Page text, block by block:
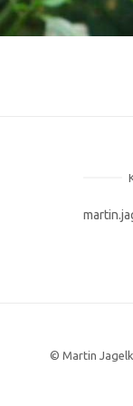
© Martin